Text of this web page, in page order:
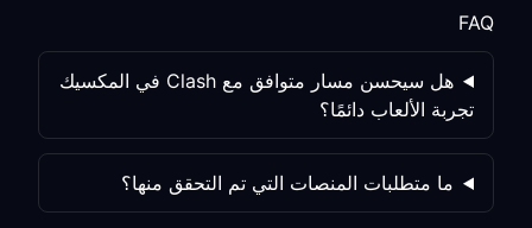
FAQ
هل سيحسن مسار متوافق مع Clash في المكسيك
تجربة الألعاب دائمًا؟
ما متطلبات المنصات التي تم التحقق منها؟